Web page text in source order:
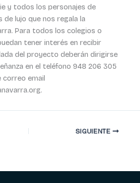
y todos los personajes de
de lujo que nos regala la
Para todos los colegios o
tener interés en recibir
del proyecto deberán dirigirse
en el teléfono 948 206 305
correo email
SIGUIENTE